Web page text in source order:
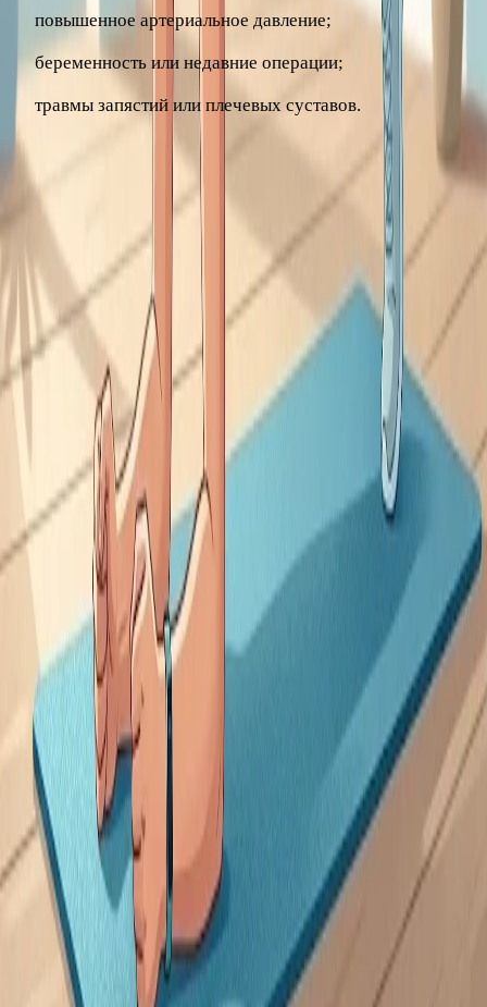
повышенное артериальное давление;
беременность или недавние операции;
травмы запястий или плечевых суставов.
Прекратите упражнение и обратитесь за помощью, если
появляется острая боль в пояснице, шее, запястьях или
ощущение дискомфорта в животе. Не удерживайте планку
через боль и не гонитесь за рекордными секундами в
ущерб технике – это путь к травме, а не к результату. Если
есть хронические заболевания или сомнения, безопасный
вариант упражнения поможет подобрать врач или
специалист по лечебной физкультуре.
Статья носит информационный характер и не заменяет
консультацию врача.
Данная статья носит информационный характер и не заменяет
консультацию врача. При наличии симптомов обратитесь к
специалисту.
Читайте также по теме
фитнес
Главная статья
Тренировки дома без оборудования: программа для всего тела
Как тренироваться дома без тренажёров и гантелей: готовая
программа на всё тело, упражнения с весом тела, разминка и
советы по технике для новичков.
фитнес
Утренняя зарядка: комплекс упражнений для бодрости
Простая утренняя зарядка по утрам: готовый комплекс
упражнений на 10–15 минут для всего тела, польза для
здоровья и советы, как не бросить привычку.
фитнес
Упражнения для пресса дома: как накачать живот без зала
Эффективные упражнения для пресса в домашних условиях:
техника, программа на верх, низ и косые мышцы живота,
частые ошибки и советы новичкам.